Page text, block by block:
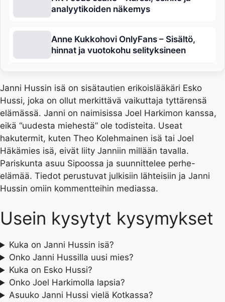
analyytikoiden näkemys
Anne Kukkohovi OnlyFans – Sisältö,
hinnat ja vuotokohu selityksineen
Janni Hussin isä on sisätautien erikoislääkäri Esko
Hussi, joka on ollut merkittävä vaikuttaja tyttärensä
elämässä. Janni on naimisissa Joel Harkimon kanssa,
eikä “uudesta miehestä” ole todisteita. Useat
hakutermit, kuten Theo Kolehmainen isä tai Joel
Häkämies isä, eivät liity Janniin millään tavalla.
Pariskunta asuu Sipoossa ja suunnittelee perhe-
elämää. Tiedot perustuvat julkisiin lähteisiin ja Janni
Hussin omiin kommentteihin mediassa.
Usein kysytyt kysymykset
Kuka on Janni Hussin isä?
Onko Janni Hussilla uusi mies?
Kuka on Esko Hussi?
Onko Joel Harkimolla lapsia?
Asuuko Janni Hussi vielä Kotkassa?